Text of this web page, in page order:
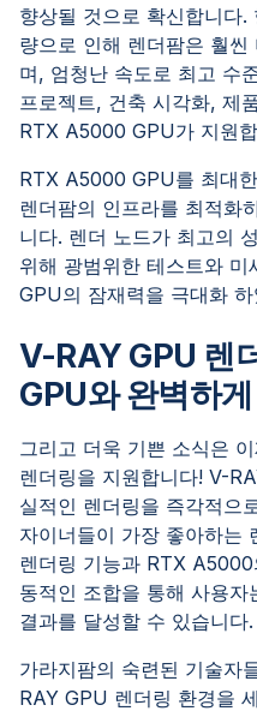
향상될 것으로 확신합니다
량으로 인해 렌더팜은 훨
며, 엄청난 속도로 최고 수
프로젝트, 건축 시각화, 제
RTX A5000 GPU가 지원
RTX A5000 GPU를 최대
렌더팜의 인프라를 최적화
니다. 렌더 노드가 최고의
위해 광범위한 테스트와
GPU의 잠재력을 극대화 하
V-RAY GPU 렌
GPU와 완벽하
그리고 더욱 기쁜 소식은
렌더링을 지원합니다! V-
실적인 렌더링을 즉각적으
자이너들이 가장 좋아하는
렌더링 기능과 RTX
동적인 조합을 통해 사용
결과를 달성할 수 있습니다.
가라지팜의 숙련된 기술
RAY GPU 렌더링 환경을